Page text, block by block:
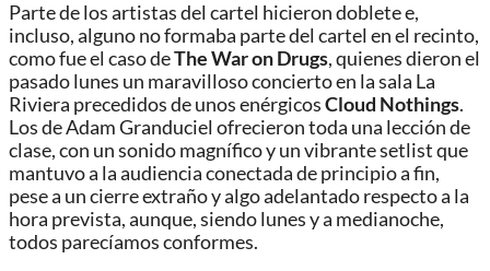
Parte de los artistas del cartel hicieron doblete e,
incluso, alguno no formaba parte del cartel en el recinto,
como fue el caso deThe War on Drugs, quienes dieron el
pasado lunes un maravilloso concierto en la sala La
Riviera precedidos de unos enérgicosCloud Nothings.
Los de Adam Granduciel ofrecieron toda una lección de
clase, con un sonido magnífico y un vibrante setlist que
mantuvo a la audiencia conectada de principio a fin,
pese a un cierre extraño y algo adelantado respecto a la
hora prevista, aunque, siendo lunes y a medianoche,
todos parecíamos conformes.